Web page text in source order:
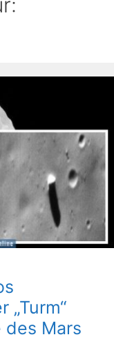
„Turm“
Mars